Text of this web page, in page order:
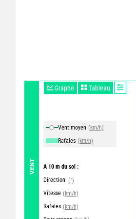
VENT
Graphe Tableau
Vent moyen (km/h)
Rafales (km/h)
A 10 m du sol :
Direction (°)
Vitesse (km/h)
Rafales (km/h)